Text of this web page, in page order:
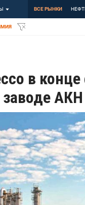
ВСЕ РЫНКИ
в
заводе